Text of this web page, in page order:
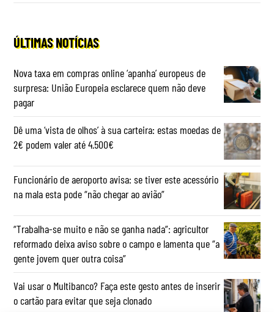
ÚLTIMAS NOTÍCIAS
Nova taxa em compras online ‘apanha’ europeus de
surpresa: União Europeia esclarece quem não deve
pagar
Dê uma ‘vista de olhos’ à sua carteira: estas moedas de
2€ podem valer até 4.500€
Funcionário de aeroporto avisa: se tiver este acessório
na mala esta pode “não chegar ao avião”
“Trabalha-se muito e não se ganha nada”: agricultor
reformado deixa aviso sobre o campo e lamenta que “a
gente jovem quer outra coisa”
Vai usar o Multibanco? Faça este gesto antes de inserir
o cartão para evitar que seja clonado